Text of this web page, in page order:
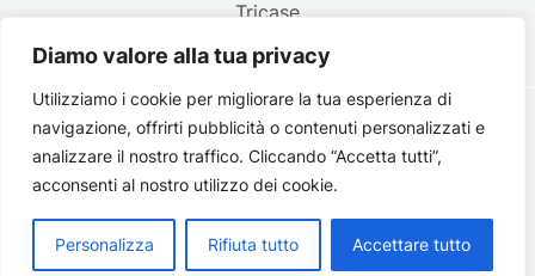
Diamo valore alla tua privacy
Utilizziamo i cookie per migliorare la tua esperienza di
navigazione, offrirti pubblicità o contenuti personalizzati e
analizzare il nostro traffico. Cliccando “Accetta tutti”,
acconsenti al nostro utilizzo dei cookie.
Personalizza Rifiuta tutto Accettare tutto
Tricase
Copyright © 2026 Belpaese | Periodico d'informazione del
Salento - P.IVA 4637850753 - Testata registrata il 18 gennaio